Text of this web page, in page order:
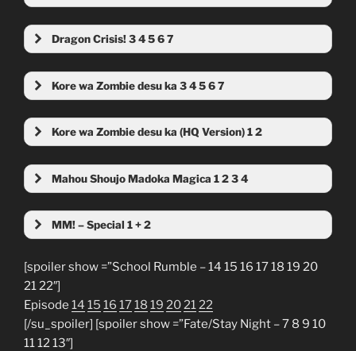
Dragon Crisis! 3 4 5 6 7
Kore wa Zombie desu ka 3 4 5 6 7
Kore wa Zombie desu ka (HQ Version) 1 2
Mahou Shoujo Madoka Magica 1 2 3 4
MM! – Special 1 + 2
[spoiler show =”School Rumble – 14 15 16 17 18 19 20
21 22″]
Episode 14 15 16 1718 19 202122
[/su_spoiler] [spoiler show =”Fate/Stay Night – 7 8 9 10
11 12 13″]